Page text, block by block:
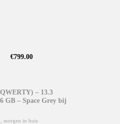
€799.00
– 13.3
GB – Space Grey bij
morgen in huis